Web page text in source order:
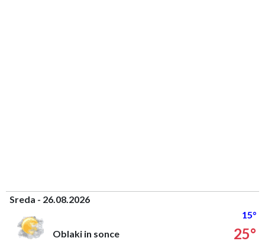
Sreda - 26.08.2026
15°
Oblaki in sonce
25°